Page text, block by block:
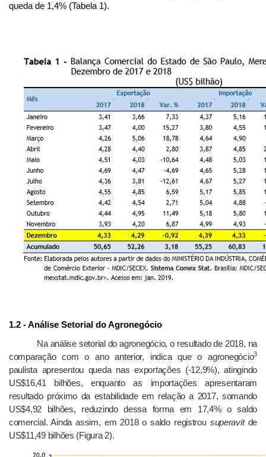
queda de 1,4% (Tabela 1).
1.2 - Análise Setorial do Agronegócio
Na análise setorial do agronegócio, o resultado de 2018, na
comparação com o ano anterior, indica que o agronegócio3
paulista apresentou queda nas exportações (-12,9%), atingindo
US$16,41 bilhões, enquanto as importações apresentaram
resultado próximo da estabilidade em relação a 2017, somando
US$4,92 bilhões, reduzindo dessa forma em 17,4% o saldo
comercial. Ainda assim, em 2018 o saldo registrou superavitde
US$11,49 bilhões (Figura 2).